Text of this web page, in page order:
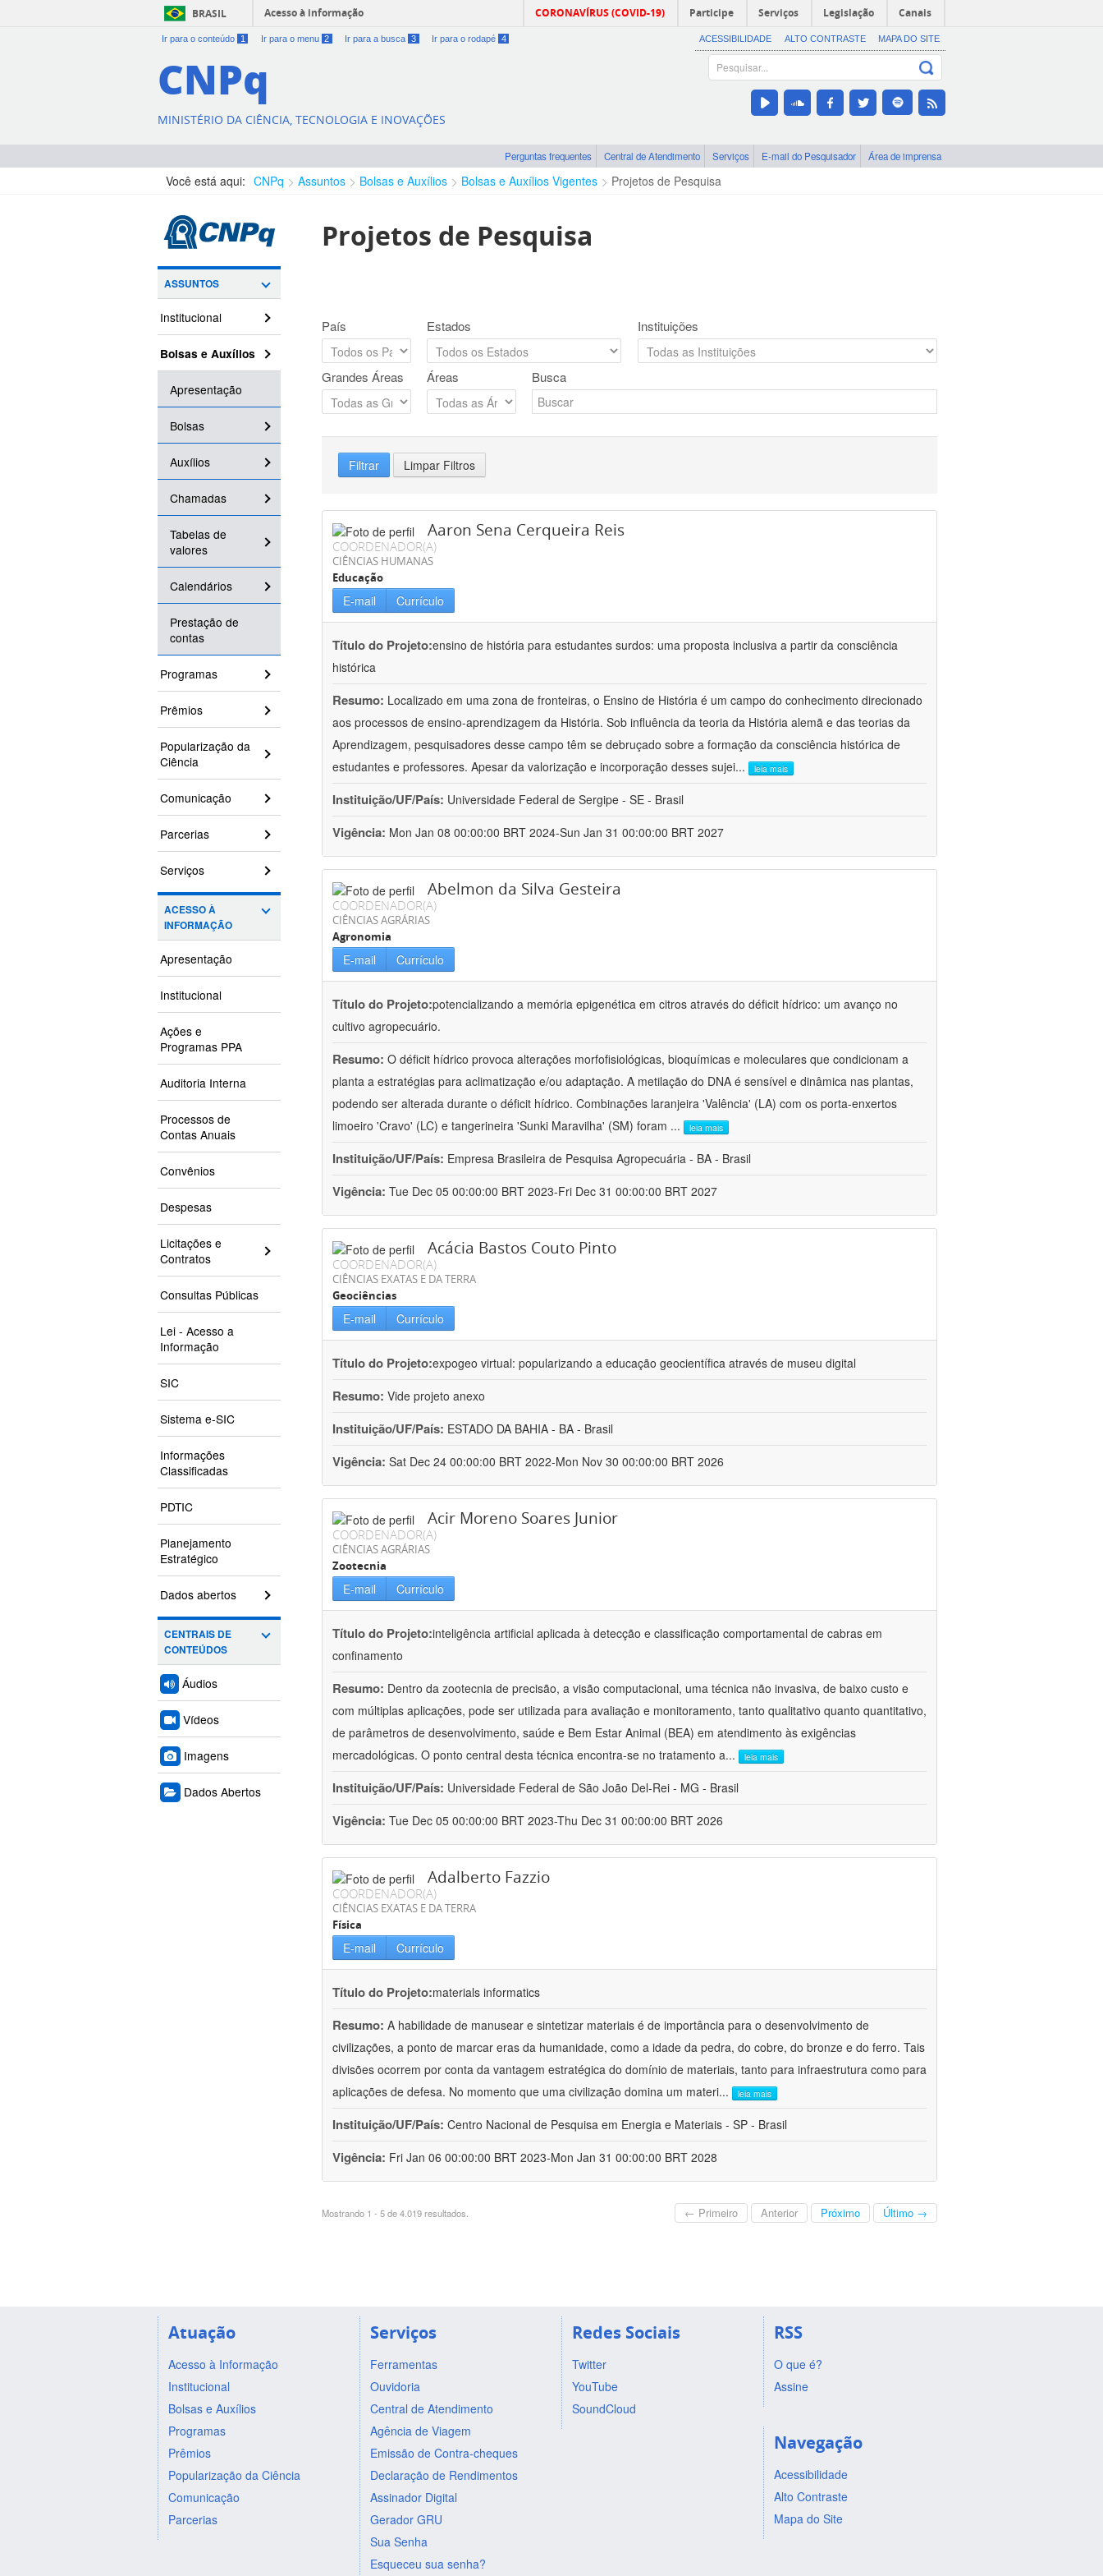
BRASIL Acesso à informação CORONAVÍRUS (COVID-19) Participe Serviços Legislação Canais
Ir para o conteúdo 1 Ir para o menu 2 Ir para a busca 3 Ir para o rodapé 4 ACESSIBILIDADE ALTO CONTRASTE MAPA DO SITE
CNPq
MINISTÉRIO DA CIÊNCIA, TECNOLOGIA E INOVAÇÕES
Perguntas frequentes Central de Atendimento Serviços E-mail do Pesquisador Área de imprensa
Você está aqui: CNPq Assuntos Bolsas e Auxílios Bolsas e Auxílios Vigentes Projetos de Pesquisa
ASSUNTOS
Institucional
Bolsas e Auxílios
Apresentação
Bolsas
Auxílios
Chamadas
Tabelas de
valores
Calendários
Prestação de
contas
Programas
Prêmios
Popularização da
Ciência
Comunicação
Parcerias
Serviços
ACESSO À
INFORMAÇÃO
Apresentação
Institucional
Ações e
Programas PPA
Auditoria Interna
Processos de
Contas Anuais
Convênios
Despesas
Licitações e
Contratos
Consultas Públicas
Lei - Acesso a
Informação
SIC
Sistema e-SIC
Informações
Classificadas
PDTIC
Planejamento
Estratégico
Dados abertos
CENTRAIS DE
CONTEÚDOS
Áudios
Vídeos
Imagens
Dados Abertos
Projetos de Pesquisa
País Estados Instituições
Grandes Áreas Áreas Busca
Filtrar Limpar Filtros
Aaron Sena Cerqueira Reis
COORDENADOR(A)
CIÊNCIAS HUMANAS
Educação
E-mail Currículo
Título do Projeto:ensino de história para estudantes surdos: uma proposta inclusiva a partir da consciência
histórica
Resumo: Localizado em uma zona de fronteiras, o Ensino de História é um campo do conhecimento direcionado
aos processos de ensino-aprendizagem da História. Sob influência da teoria da História alemã e das teorias da
Aprendizagem, pesquisadores desse campo têm se debruçado sobre a formação da consciência histórica de
estudantes e professores. Apesar da valorização e incorporação desses sujei... leia mais
Instituição/UF/País: Universidade Federal de Sergipe - SE - Brasil
Vigência: Mon Jan 08 00:00:00 BRT 2024-Sun Jan 31 00:00:00 BRT 2027
Abelmon da Silva Gesteira
COORDENADOR(A)
CIÊNCIAS AGRÁRIAS
Agronomia
E-mail Currículo
Título do Projeto:potencializando a memória epigenética em citros através do déficit hídrico: um avanço no
cultivo agropecuário.
Resumo: O déficit hídrico provoca alterações morfofisiológicas, bioquímicas e moleculares que condicionam a
planta a estratégias para aclimatização e/ou adaptação. A metilação do DNA é sensível e dinâmica nas plantas,
podendo ser alterada durante o déficit hídrico. Combinações laranjeira 'Valência' (LA) com os porta-enxertos
limoeiro 'Cravo' (LC) e tangerineira 'Sunki Maravilha' (SM) foram ... leia mais
Instituição/UF/País: Empresa Brasileira de Pesquisa Agropecuária - BA - Brasil
Vigência: Tue Dec 05 00:00:00 BRT 2023-Fri Dec 31 00:00:00 BRT 2027
Acácia Bastos Couto Pinto
COORDENADOR(A)
CIÊNCIAS EXATAS E DA TERRA
Geociências
E-mail Currículo
Título do Projeto:expogeo virtual: popularizando a educação geocientífica através de museu digital
Resumo: Vide projeto anexo
Instituição/UF/País: ESTADO DA BAHIA - BA - Brasil
Vigência: Sat Dec 24 00:00:00 BRT 2022-Mon Nov 30 00:00:00 BRT 2026
Acir Moreno Soares Junior
COORDENADOR(A)
CIÊNCIAS AGRÁRIAS
Zootecnia
E-mail Currículo
Título do Projeto:inteligência artificial aplicada à detecção e classificação comportamental de cabras em
confinamento
Resumo: Dentro da zootecnia de precisão, a visão computacional, uma técnica não invasiva, de baixo custo e
com múltiplas aplicações, pode ser utilizada para avaliação e monitoramento, tanto qualitativo quanto quantitativo,
de parâmetros de desenvolvimento, saúde e Bem Estar Animal (BEA) em atendimento às exigências
mercadológicas. O ponto central desta técnica encontra-se no tratamento a... leia mais
Instituição/UF/País: Universidade Federal de São João Del-Rei - MG - Brasil
Vigência: Tue Dec 05 00:00:00 BRT 2023-Thu Dec 31 00:00:00 BRT 2026
Adalberto Fazzio
COORDENADOR(A)
CIÊNCIAS EXATAS E DA TERRA
Física
E-mail Currículo
Título do Projeto:materials informatics
Resumo: A habilidade de manusear e sintetizar materiais é de importância para o desenvolvimento de
civilizações, a ponto de marcar eras da humanidade, como a idade da pedra, do cobre, do bronze e do ferro. Tais
divisões ocorrem por conta da vantagem estratégica do domínio de materiais, tanto para infraestrutura como para
aplicações de defesa. No momento que uma civilização domina um materi... leia mais
Instituição/UF/País: Centro Nacional de Pesquisa em Energia e Materiais - SP - Brasil
Vigência: Fri Jan 06 00:00:00 BRT 2023-Mon Jan 31 00:00:00 BRT 2028
Mostrando 1 - 5 de 4.019 resultados. ← Primeiro Anterior Próximo Último →
Atuação
Acesso à Informação
Institucional
Bolsas e Auxílios
Programas
Prêmios
Popularização da Ciência
Comunicação
Parcerias
Serviços
Ferramentas
Ouvidoria
Central de Atendimento
Agência de Viagem
Emissão de Contra-cheques
Declaração de Rendimentos
Assinador Digital
Gerador GRU
Sua Senha
Esqueceu sua senha?
Redes Sociais
Twitter
YouTube
SoundCloud
RSS
O que é?
Assine
Navegação
Acessibilidade
Alto Contraste
Mapa do Site